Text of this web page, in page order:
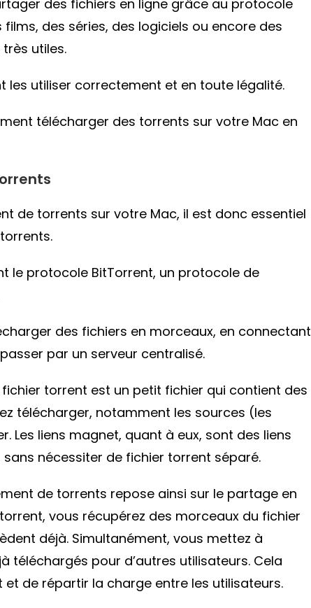
des fichiers en ligne grâce au protocole
des séries, des logiciels ou encore des
utiles.
les utiliser correctement et en toute légalité.
télécharger des torrents sur votre Mac en
de torrents sur votre Mac, il est donc essentiel
le protocole BitTorrent, un protocole de
des fichiers en morceaux, en connectant
par un serveur centralisé.
fichier torrent est un petit fichier qui contient des
télécharger, notamment les sources (les
Les liens magnet, quant à eux, sont des liens
nécessiter de fichier torrent séparé.
de torrents repose ainsi sur le partage en
vous récupérez des morceaux du fichier
déjà. Simultanément, vous mettez à
téléchargés pour d’autres utilisateurs. Cela
de répartir la charge entre les utilisateurs.